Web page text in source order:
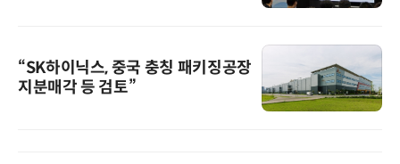
“SK하이닉스, 중국 충칭 패키징공장
지분매각 등 검토”